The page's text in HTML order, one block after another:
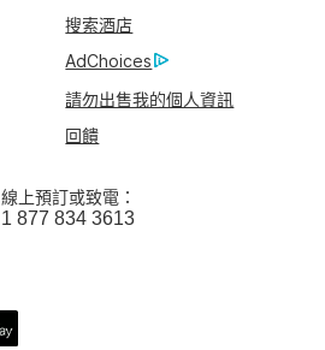
搜索酒店
AdChoices
請勿出售我的個人資訊
回饋
線上預訂或致電：
1 877 834 3613